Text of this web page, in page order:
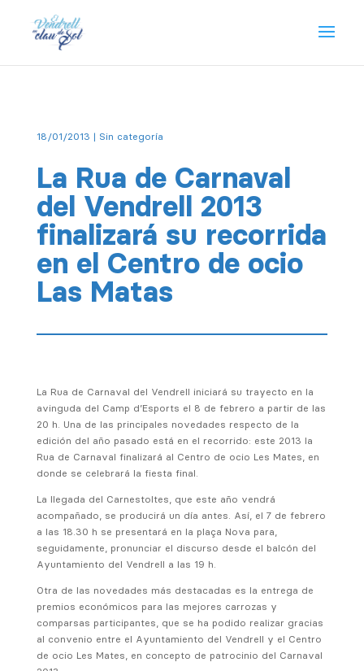
18/01/2013 | Sin categoría
La Rua de Carnaval
del Vendrell 2013
finalizará su recorrida
en el Centro de ocio
Las Matas
La Rua de Carnaval del Vendrell iniciará su trayecto en la
avinguda del Camp d’Esports el 8 de febrero a partir de las
20 h. Una de las principales novedades respecto de la
edición del año pasado está en el recorrido: este 2013 la
Rua de Carnaval finalizará al Centro de ocio Les Mates, en
donde se celebrará la fiesta final.
La llegada del Carnestoltes, que este año vendrá
acompañado, se producirá un día antes. Así, el 7 de febrero
a las 18.30 h se presentará en la plaça Nova para,
seguidamente, pronunciar el discurso desde el balcón del
Ayuntamiento del Vendrell a las 19 h.
Otra de las novedades más destacadas es la entrega de
premios económicos para las mejores carrozas y
comparsas participantes, que se ha podido realizar gracias
al convenio entre el Ayuntamiento del Vendrell y el Centro
de ocio Les Mates, en concepto de patrocinio del Carnaval